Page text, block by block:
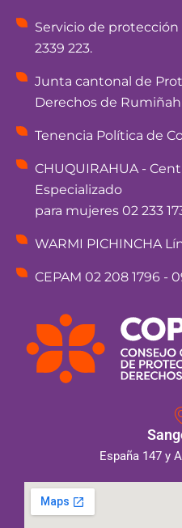
Servicio de protección
2339 223.
Junta cantonal de
Derechos de
Tenencia Política de
CHUQUIRAHUA -
Especializado
para mujeres 02 233
WARMI PICHINCHA
CEPAM 02 208 1796 -
España 147 y